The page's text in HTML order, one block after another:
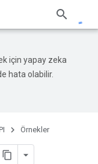
için yapay zeka
hata olabilir.
Örnekler